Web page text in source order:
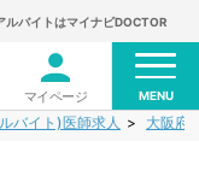
ルバイトはマイナビDOCTOR
マイページ MENU
バイト)医師求人 大阪府